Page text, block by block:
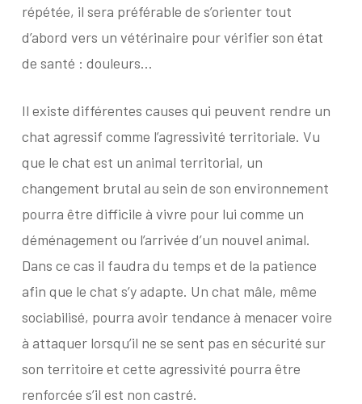
répétée, il sera préférable de s’orienter tout
d’abord vers un vétérinaire pour vérifier son état
de santé : douleurs…
Il existe différentes causes qui peuvent rendre un
chat agressif comme l’agressivité territoriale. Vu
que le chat est un animal territorial, un
changement brutal au sein de son environnement
pourra être difficile à vivre pour lui comme un
déménagement ou l’arrivée d’un nouvel animal.
Dans ce cas il faudra du temps et de la patience
afin que le chat s’y adapte. Un chat mâle, même
sociabilisé, pourra avoir tendance à menacer voire
à attaquer lorsqu’il ne se sent pas en sécurité sur
son territoire et cette agressivité pourra être
renforcée s’il est non castré.